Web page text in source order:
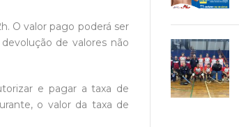
O valor pago poderá ser
de valores não
e pagar a taxa de
o valor da taxa de